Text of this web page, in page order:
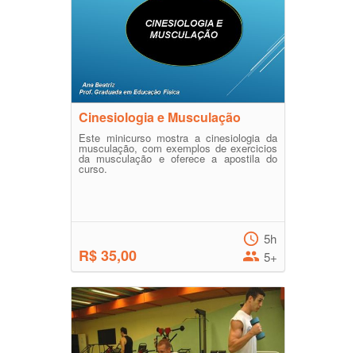
Cinesiologia e Musculação
Este minicurso mostra a cinesiologia da
musculação, com exemplos de exercicios
da musculação e oferece a apostila do
curso.
R$ 35,00
5h
5+